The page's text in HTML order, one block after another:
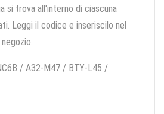
si trova all'interno di ciascuna
Leggi il codice e inseriscilo nel
/ A32-M47 / BTY-L45 /